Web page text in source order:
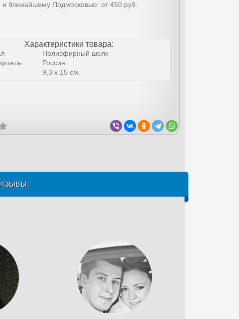
и ближайшему Подмосковью: от 450 руб.
Характеристики товара:
Полиэфирный шелк
Россия
9,3 x 15 см.